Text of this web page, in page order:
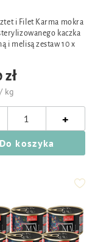
i Filet Karma mokra
kaczka
i melisą zestaw 10 x
zł
kg
+
Do koszyka